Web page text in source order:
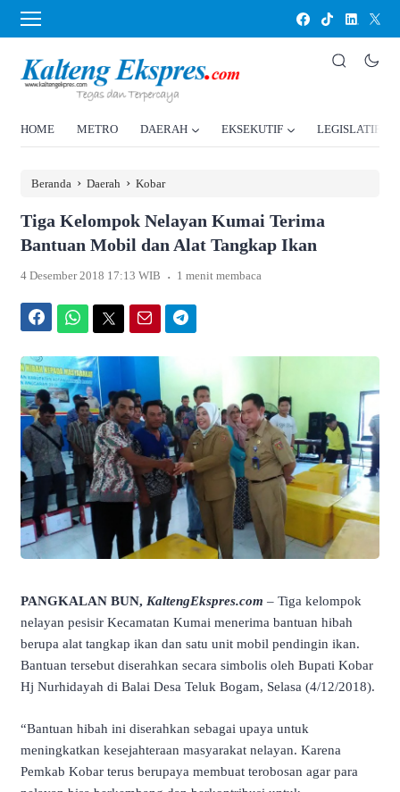
HOME METRO DAERAH EKSEKUTIF LEGISLATIF
Beranda › Daerah › Kobar
Tiga Kelompok Nelayan Kumai Terima
Bantuan Mobil dan Alat Tangkap Ikan
4 Desember 2018 17:13 WIB . 1 menit membaca
PANGKALAN BUN, KaltengEkspres.com – Tiga kelompok
nelayan pesisir Kecamatan Kumai menerima bantuan hibah
berupa alat tangkap ikan dan satu unit mobil pendingin ikan.
Bantuan tersebut diserahkan secara simbolis oleh Bupati Kobar
Hj Nurhidayah di Balai Desa Teluk Bogam, Selasa (4/12/2018).
“Bantuan hibah ini diserahkan sebagai upaya untuk
meningkatkan kesejahteraan masyarakat nelayan. Karena
Pemkab Kobar terus berupaya membuat terobosan agar para